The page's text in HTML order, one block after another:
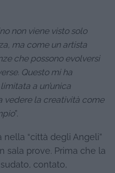
non viene visto solo
ma come un artista
che possono evolversi
Questo mi ha
a un’unica
vedere la creatività come
”.
“città degli Angeli”
sala prove. Prima che la
contato,